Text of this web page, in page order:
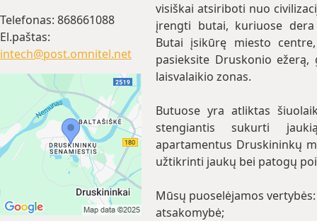
Telefonas: 868661088
El.paštas:
intech@post.omnitel.net
visiškai atsiriboti nuo
įrengti butai, kuriuose
Butai įsikūrę miesto
pasieksite Druskonio
laisvalaikio zonas.
Butuose yra atliktas
stengiantis sukurti
apartamentus Druskininkų
užtikrinti jaukų bei patogų
Mūsų puoselėjamos vertybės:
atsakomybė;